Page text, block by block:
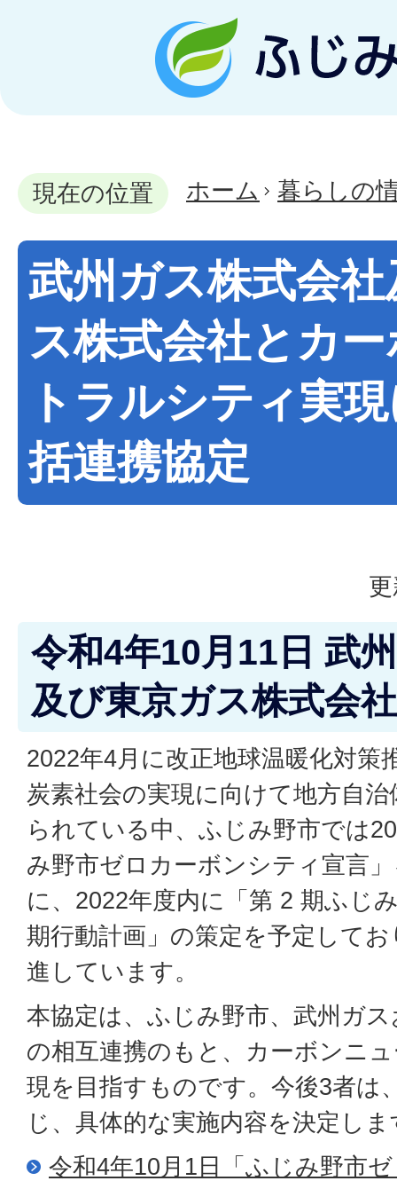
現在の位置 ホーム 暮らしの
武州ガス株式会
ス株式会社とカ
トラルシティ実
括連携協定
令和4年10月11日 武
及び東京ガス株式会
2022年4月に改正地球温暖化対策
炭素社会の実現に向けて地方自
られている中、ふじみ野市では
み野市ゼロカーボンシティ宣言
に、2022年度内に「第 2 期ふじ
期行動計画」の策定を予定して
進しています。
本協定は、ふじみ野市、武州ガ
の相互連携のもと、カーボンニ
現を目指すものです。今後3者は
じ、具体的な実施内容を決定しま
令和4年10月1日「ふじみ野市